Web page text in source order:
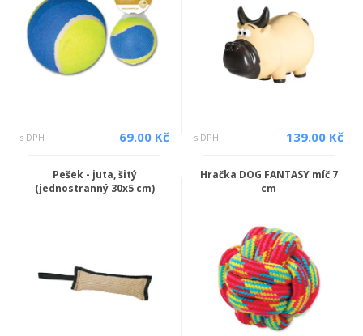
s DPH 69.00 Kč s DPH 139.00 Kč
Pešek - juta, šitý
(jednostranný 30x5 cm)
Hračka DOG FANTASY míč 7
cm